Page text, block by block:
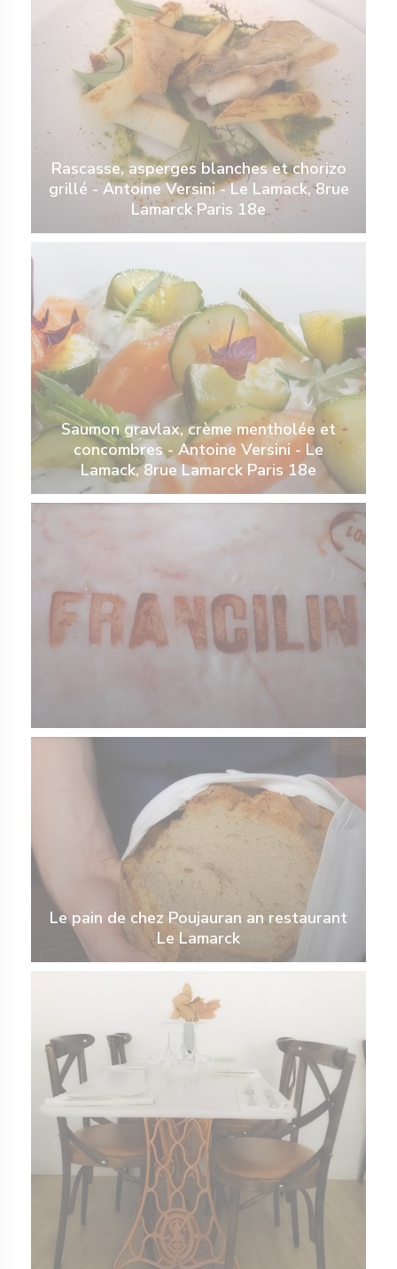
Rascasse, asperges blanches et chorizo
grillé - Antoine Versini - Le Lamack, 8rue
Lamarck Paris 18e
Saumon gravlax, crème mentholée et
concombres - Antoine Versini - Le
Lamack, 8rue Lamarck Paris 18e
Le pain de chez Poujauran an restaurant
Le Lamarck